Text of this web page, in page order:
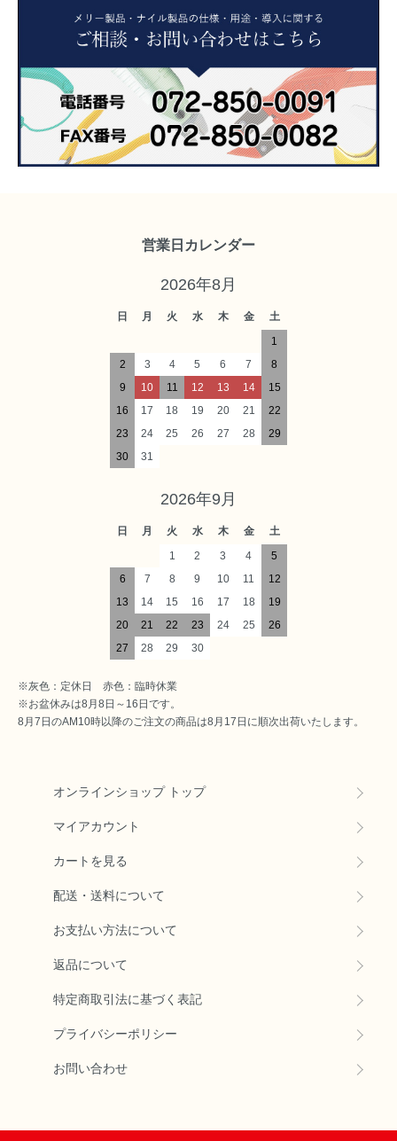
営業日カレンダー
2026年8月
日 月 火 水 木 金
土
1
2
3 4 5 6 7
8
9
10 11 12 13 14
15
16
17 18 19 20 21
22
23
24 25 26 27 28
29
30
31
2026年9月
日 月 火 水 木 金
土
1
2 3 4
5
6
7 8 9 10 11
12
13
14 15 16 17 18
19
20
21 22 23 24 25
26
27
28 29 30
※灰色：定休日 赤色：臨時休業
※お盆休みは8月8日～16日です。
8月7日のAM10時以降のご注文の商品は8月17日に順次出荷いたします。
オンラインショップ トップ
マイアカウント
カートを見る
配送・送料について
お支払い方法について
返品について
特定商取引法に基づく表記
プライバシーポリシー
お問い合わせ